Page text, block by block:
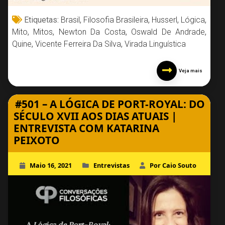
Etiquetas: Brasil, Filosofia Brasileira, Husserl, Lógica,
Mito, Mitos, Newton Da Costa, Oswald De Andrade,
Quine, Vicente Ferreira Da Silva, Virada Linguística
Veja mais
#501 – A LÓGICA DE PORT-ROYAL: DO
SÉCULO XVII AOS DIAS ATUAIS |
ENTREVISTA COM KATARINA
PEIXOTO
Maio 16, 2021 Entrevistas Por Caio Souto